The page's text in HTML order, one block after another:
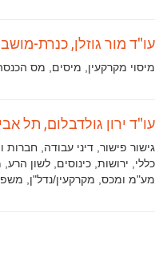
עו"ד מור גוזלן, כנרת-
תחומי
מיסוי מקרקעין, מיסים, מס
עו"ד ירון גולדבלום, תל
תחומי
עיסוק:
גישור פישור, דיני עבודה, חברות
כללי, ירושות, כינוסים, לשון
מע"מ ומכס, מקרקעין/נדל"ן,